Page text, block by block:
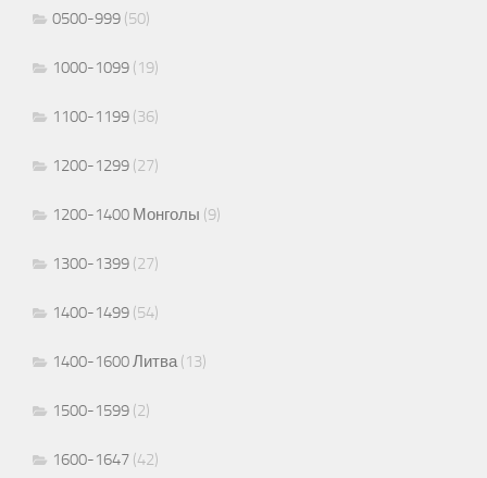
0500-999 (50)
1000-1099 (19)
1100-1199 (36)
1200-1299 (27)
1200-1400 Монголы (9)
1300-1399 (27)
1400-1499 (54)
1400-1600 Литва(13)
1500-1599 (2)
1600-1647 (42)